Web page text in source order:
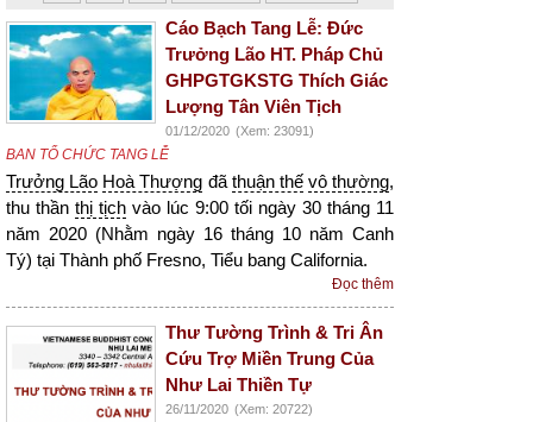
Cáo Bạch Tang Lễ: Đức
Trưởng Lão HT. Pháp Chủ
GHPGTGKSTG Thích Giác
Lượng Tân Viên Tịch
01/12/2020 (Xem: 23091)
BAN TỔ CHỨC TANG LỄ
Trưởng Lão Hoà Thượng đã thuận thế vô thường,
thu thần thị tịch vào lúc 9:00 tối ngày 30 tháng 11
năm 2020 (Nhằm ngày 16 tháng 10 năm Canh
Tý) tại Thành phố Fresno, Tiểu bang California.
Đọc thêm
Thư Tường Trình & Tri Ân
Cứu Trợ Miền Trung Của
Như Lai Thiền Tự
26/11/2020 (Xem: 20722)